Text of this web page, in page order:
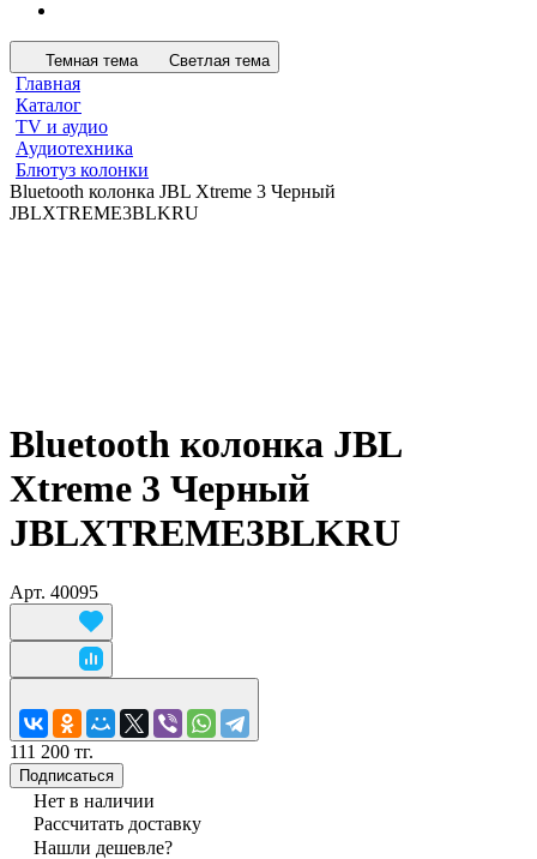
Темная тема Светлая тема
Главная
Каталог
TV и аудио
Аудиотехника
Блютуз колонки
Bluetooth колонка JBL Xtreme 3 Черный
JBLXTREME3BLKRU
Bluetooth колонка JBL
Xtreme 3 Черный
JBLXTREME3BLKRU
Арт. 40095
111 200 тг.
Подписаться
Нет в наличии
Рассчитать доставку
Нашли дешевле?